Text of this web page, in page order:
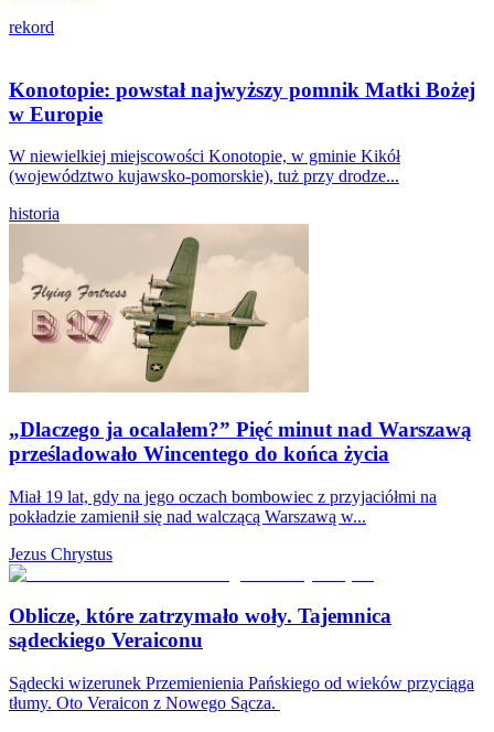
rekord
Konotopie: powstał najwyższy pomnik Matki Bożej
w Europie
W niewielkiej miejscowości Konotopie, w gminie Kikół
(województwo kujawsko-pomorskie), tuż przy drodze...
historia
„Dlaczego ja ocalałem?” Pięć minut nad Warszawą
prześladowało Wincentego do końca życia
Miał 19 lat, gdy na jego oczach bombowiec z przyjaciółmi na
pokładzie zamienił się nad walczącą Warszawą w...
Jezus Chrystus
Oblicze, które zatrzymało woły. Tajemnica
sądeckiego Veraiconu
Sądecki wizerunek Przemienienia Pańskiego od wieków przyciąga
tłumy. Oto Veraicon z Nowego Sącza.